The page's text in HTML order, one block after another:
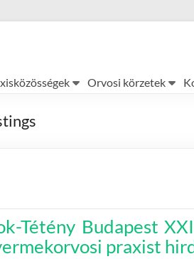
Orvosi körzetek
Tétény Budapest
praxist